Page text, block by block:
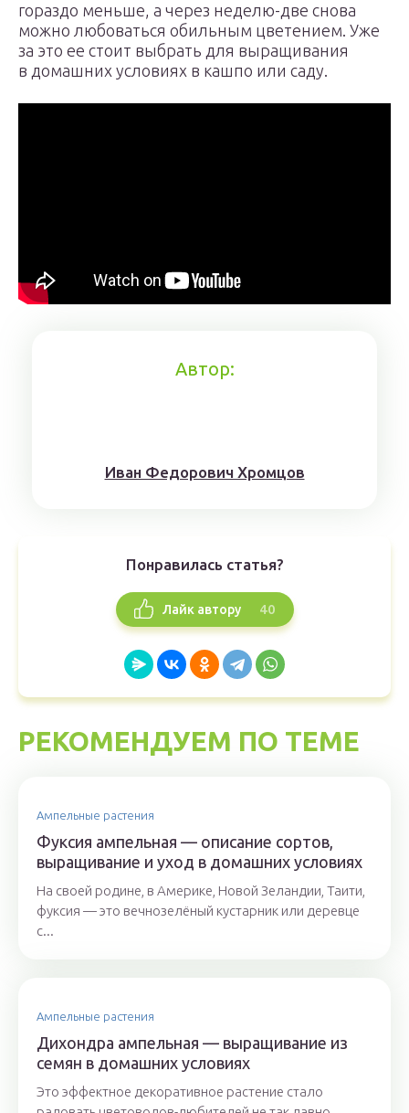
гораздо меньше, а через неделю-две снова
можно любоваться обильным цветением. Уже
за это ее стоит выбрать для выращивания
в домашних условиях в кашпо или саду.
Автор:
Иван Федорович Хромцов
Понравилась статья?
Лайк автору 40
РЕКОМЕНДУЕМ ПО ТЕМЕ
Ампельные растения
Фуксия ампельная — описание сортов,
выращивание и уход в домашних условиях
На своей родине, в Америке, Новой Зеландии, Таити,
фуксия — это вечнозелёный кустарник или деревце
с...
Ампельные растения
Дихондра ампельная — выращивание из
семян в домашних условиях
Это эффектное декоративное растение стало